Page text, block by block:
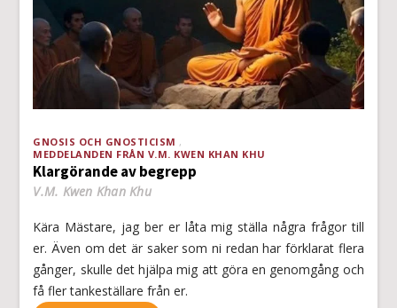
GNOSIS OCH GNOSTICISM
MEDDELANDEN FRÅN V.M. KWEN KHAN KHU
Klargörande av begrepp
V.M. Kwen Khan Khu
Kära Mästare, jag ber er låta mig ställa några frågor till
er. Även om det är saker som ni redan har förklarat flera
gånger, skulle det hjälpa mig att göra en genomgång och
få fler tankeställare från er.